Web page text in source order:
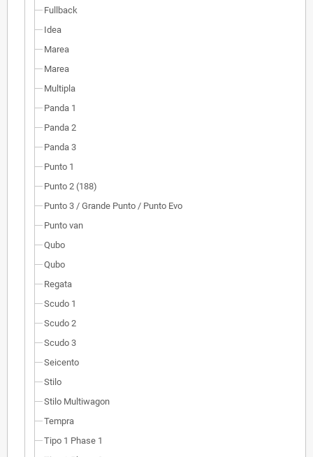
Fullback
Idea
Marea
Marea
Multipla
Panda 1
Panda 2
Panda 3
Punto 1
Punto 2 (188)
Punto 3 / Grande Punto / Punto Evo
Punto van
Qubo
Qubo
Regata
Scudo 1
Scudo 2
Scudo 3
Seicento
Stilo
Stilo Multiwagon
Tempra
Tipo 1 Phase 1